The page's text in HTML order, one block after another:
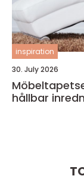
inspiration
30. July 2026
Möbeltapetsering kunskap,
hållbar